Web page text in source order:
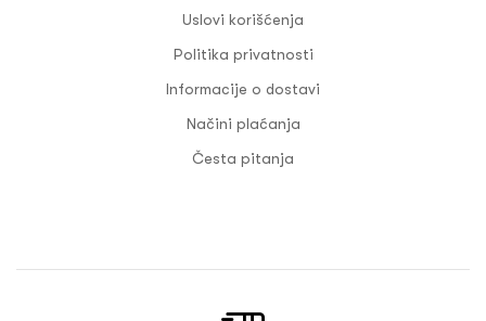
Uslovi korišćenja
Politika privatnosti
Informacije o dostavi
Načini plaćanja
Česta pitanja